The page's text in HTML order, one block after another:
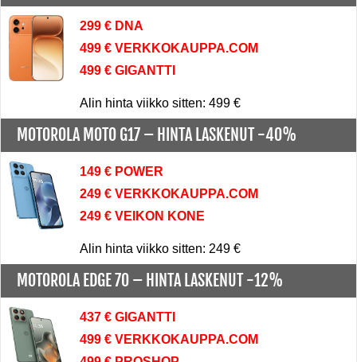
299 € DNA
499 € VERKKOKAUPPA.COM
499 € GIGANTTI
Alin hinta viikko sitten: 499 €
MOTOROLA MOTO G17 – HINTA LASKENUT -40%
149 € POWER
249 € VERKKOKAUPPA.COM
249 € VEIKON KONE
Alin hinta viikko sitten: 249 €
MOTOROLA EDGE 70 – HINTA LASKENUT -12%
437 € GIGANTTI
499 € VERKKOKAUPPA.COM